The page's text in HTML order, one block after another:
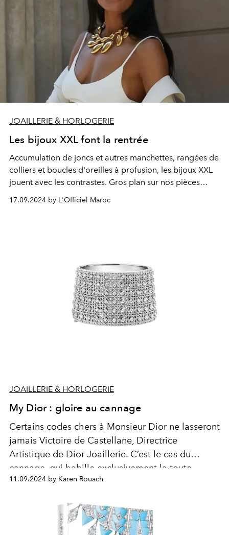
JOAILLERIE & HORLOGERIE
Les bijoux XXL font la rentrée
Accumulation de joncs et autres manchettes, rangées de
colliers et boucles d'oreilles à profusion, les bijoux XXL
jouent avec les contrastes. Gros plan sur nos pièces
17.09.2024 by L'Officiel Maroc
JOAILLERIE & HORLOGERIE
My Dior : gloire au cannage
Certains codes chers à Monsieur Diorne lasseront
jamais Victoire de Castellane, Directrice
Artistique de DiorJoaillerie. C’est le cas du
cannage, qui habille exclusivement la toute
nouvelle collectionMy
11.09.2024 by Karen Rouach